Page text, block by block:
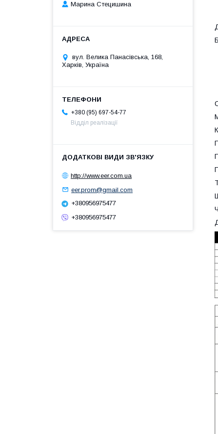
Марина Стецишина
вул. Велика Панасівська, 168,
Харків, Україна
+380 (95) 697-54-77
Відділ реалізації
http://www.eer.com.ua
eer.prom@gmail.com
+380956975477
+380956975477